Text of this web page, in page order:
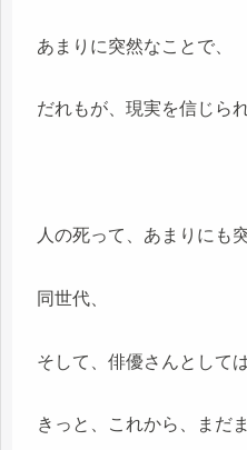
あまりに突然なことで、
だれもが、現実を信じら
人の死って、あまりにも
同世代、
そして、俳優さんとしては
きっと、これから、まだ